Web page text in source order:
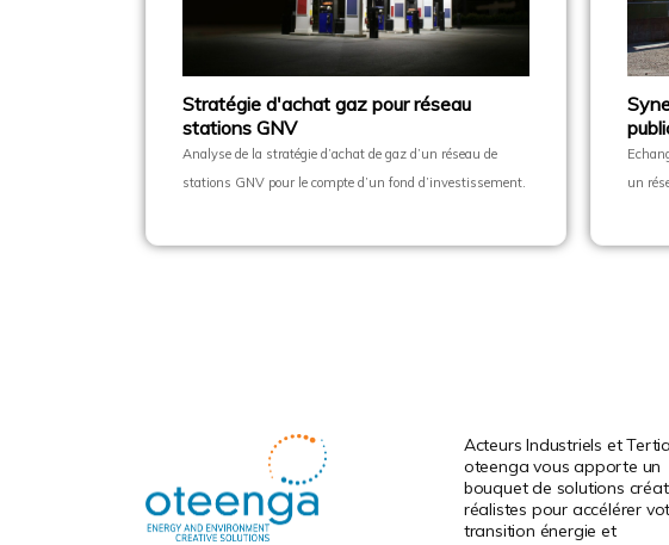
Stratégie d'achat gaz pour réseau
stations GNV
Analyse de la stratégie d’achat de gaz d’un réseau de
stations GNV pour le compte d’un fond d’investissement.
un
Acteurs Industriels et
oteenga vous apporte un
bouquet de solutions
réalistes pour accélérer
transition énergie et